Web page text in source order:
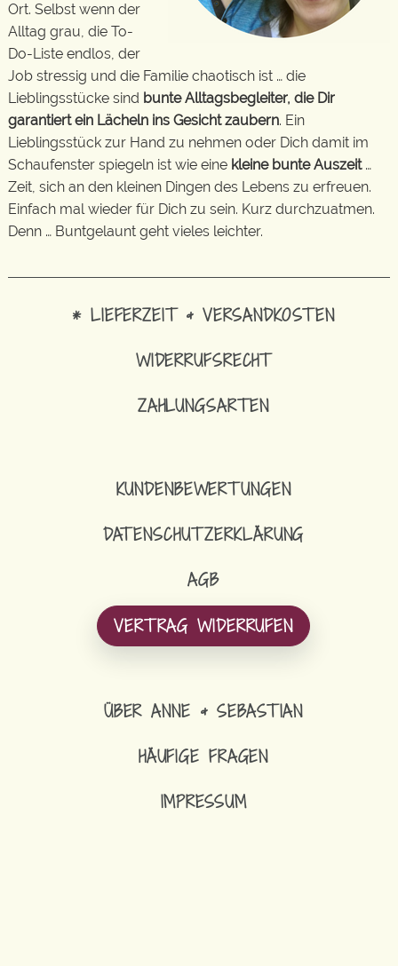
Ort. Selbst wenn der
Alltag grau, die To-
Do-Liste endlos, der
Job stressig und die Familie chaotisch ist … die
Lieblingsstücke sind bunte Alltagsbegleiter, die Dir
garantiert ein Lächeln ins Gesicht zaubern. Ein
Lieblingsstück zur Hand zu nehmen oder Dich damit im
Schaufenster spiegeln ist wie eine kleine bunte Auszeit…
Zeit, sich an den kleinen Dingen des Lebens zu erfreuen.
Einfach mal wieder für Dich zu sein. Kurz durchzuatmen.
Denn … Buntgelaunt geht vieles leichter.
* LIEFERZEIT & VERSANDKOSTEN
WIDERRUFSRECHT
ZAHLUNGSARTEN
KUNDENBEWERTUNGEN
DATENSCHUTZERKLÄRUNG
AGB
VERTRAG WIDERRUFEN
ÜBER ANNE & SEBASTIAN
HÄUFIGE FRAGEN
IMPRESSUM